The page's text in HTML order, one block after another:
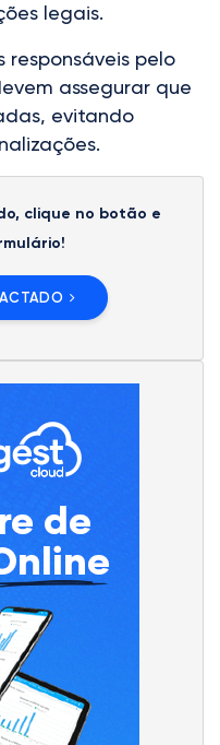
legais.
responsáveis pelo
assegurar que
evitando
clique no botão e